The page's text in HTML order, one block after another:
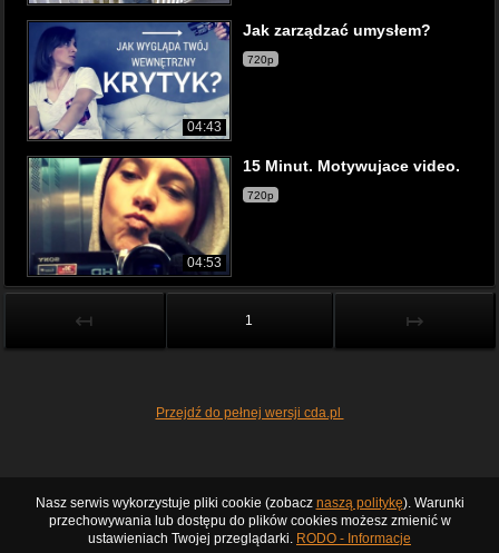
04:43
Jak zarządzać umysłem?
720p
04:53
15 Minut. Motywujace video.
720p
↤ 1 ↦
Przejdź do pełnej wersji cda.pl
Nasz serwis wykorzystuje pliki cookie (zobacz naszą politykę). Warunki
przechowywania lub dostępu do plików cookies możesz zmienić w
ustawieniach Twojej przeglądarki. RODO - Informacje